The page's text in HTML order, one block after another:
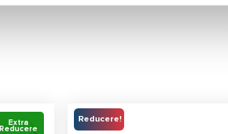
Extra
Reducere
Reducere!